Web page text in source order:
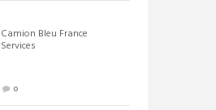
Camion Bleu France
Services
0